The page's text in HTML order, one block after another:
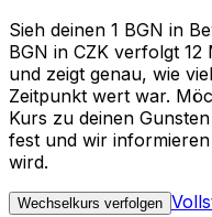
Sieh deinen 1 BGN in
BGN in CZK verfolgt
und zeigt genau, wie
Zeitpunkt wert war.
Kurs zu deinen
fest und wir
wird.
Wechselkurs verfolgen